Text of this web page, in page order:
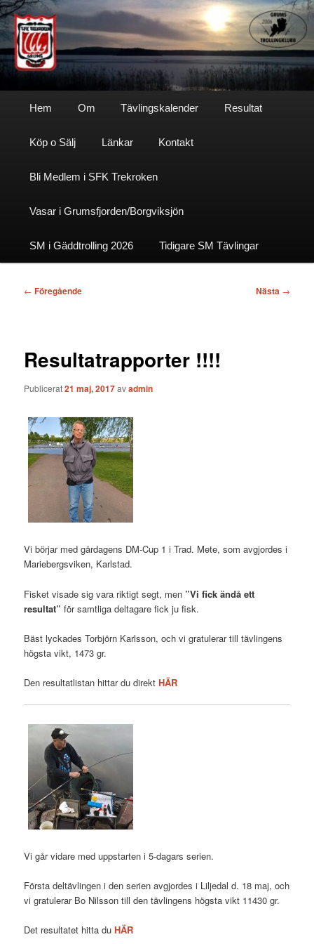
Hoppa
till
primärt
innehållSfktrekroken
Hem Om Tävlingskalender Resultat
Köp o Sälj Länkar Kontakt
Bli Medlem i SFK Trekroken
Vasar i Grumsfjorden/Borgviksjön
SM i Gäddtrolling 2026 Tidigare SM Tävlingar
Inläggsnavigering
← Föregående Nästa →
Resultatrapporter !!!!
Publicerat21 maj, 2017avadmin
Vi börjar med gårdagens DM-Cup 1 i Trad. Mete, som avgjordes i
Mariebergsviken, Karlstad.
Fisket visade sig vara riktigt segt, men ”Vi fick ändå ett
resultat” för samtliga deltagare fick ju fisk.
Bäst lyckades Torbjörn Karlsson, och vi gratulerar till tävlingens
högsta vikt, 1473 gr.
Den resultatlistan hittar du direktHÄR
Vi går vidare med uppstarten i 5-dagars serien.
Första deltävlingen i den serien avgjordes i Liljedal d. 18 maj, och
vi gratulerar Bo Nilsson till den tävlingens högsta vikt 11430 gr.
Det resultatet hitta duHÄR